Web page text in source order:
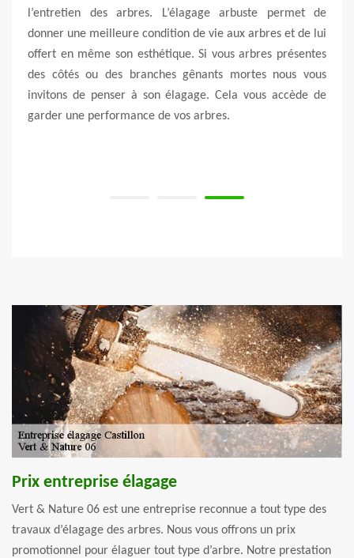
l’entretien des arbres. L’élagage arbuste permet de
donner une meilleure condition de vie aux arbres et de lui
offert en même son esthétique. Si vous arbres présentes
des côtés ou des branches gênants mortes nous vous
invitons de penser à son élagage. Cela vous accède de
garder une performance de vos arbres.
Prix entreprise élagage
Vert & Nature 06 est une entreprise reconnue a tout type des
travaux d’élagage des arbres. Nous vous offrons un prix
promotionnel pour élaguer tout type d’arbre. Notre prestation